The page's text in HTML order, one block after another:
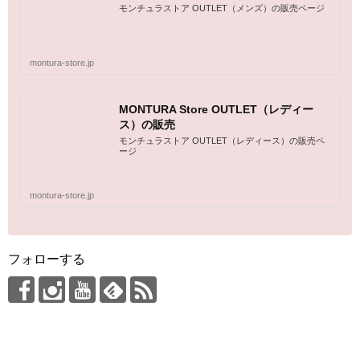
モンチュラストア OUTLET（メンズ）の販売ページ
montura-store.jp
MONTURA Store OUTLET（レディー
ス）の販売
モンチュラストア OUTLET（レディース）の販売ペ
ージ
montura-store.jp
フォローする